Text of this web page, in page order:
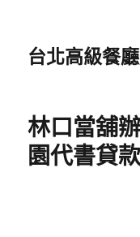
台北高級餐
林口當舖
園代書貸